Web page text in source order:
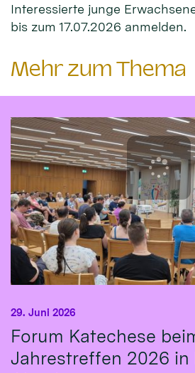
Interessierte junge
bis zum 17.07.2026 anmelden.
Mehr zum Thema
Forum Katechese
Jahrestreffen 2026 in
29. Juni 2026